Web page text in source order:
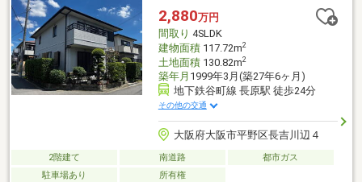
世帯にうれしい住環境が整っています・病院や郵便局も身近に揃
う落ち着いた住宅街。このエリアでは出会いの少ない希少な一邸
です。お早めのご検討をおすすめします
2,880万円
間取り 4SLDK
建物面積117.72m2
土地面積130.82m2
築年月 1999年3月(築27年6ヶ月)
地下鉄谷町線 長原駅 徒歩24分
その他の交通
大阪府大阪市平野区長吉川辺４
2階建て 南道路
都市ガス
駐車場あり
所有権